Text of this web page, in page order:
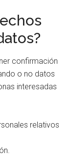
confirmación
o no datos
interesadas
relativos